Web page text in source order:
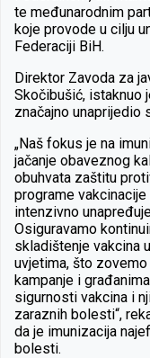
te međunarodnim
koje provode u cilju
Federaciji BiH.
Direktor Zavoda za
Skočibušić, istaknuo
značajno unaprijedio
„Naš fokus je na
jačanje obaveznog
obuhvata zaštitu
programe
intenzivno
Osiguravamo
skladištenje vakcina
uvjetima, što
kampanje i
sigurnosti vakcina i
zaraznih bolesti“,
da je imunizacija
bolesti.